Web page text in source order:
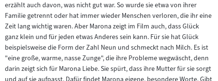
erzählt auch davon, was nicht gut war. So wurde sie etwa von ihrer
Familie getrennt oder hat immer wieder Menschen verloren, die ihr eine
Zeit lang wichtig waren. Aber Marona zeigt im Film auch, dass Glück
ganz klein und für jeden etwas Anderes sein kann. Für sie hat Glück
beispielsweise die Form der Zahl Neun und schmeckt nach Milch. Es ist
"eine große, warme, nasse Zunge", die ihre Probleme wegwäscht, denn
darin zeigt sich für Marona Liebe. Sie spürt, dass ihre Mutter für sie sorgt